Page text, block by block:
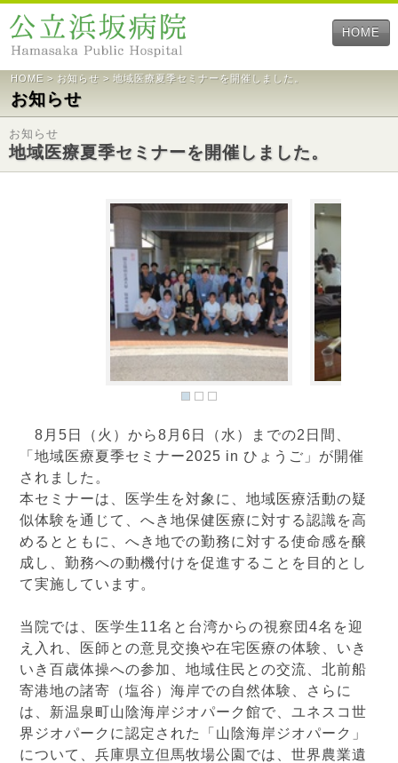
HOME
HOME > お知らせ > 地域医療夏季セミナーを開催しました。
お知らせ
お知らせ
地域医療夏季セミナーを開催しました。
8月5日（火）から8月6日（水）までの2日間、
「地域医療夏季セミナー2025 in ひょうご」が開催
されました。
本セミナーは、医学生を対象に、地域医療活動の疑
似体験を通じて、へき地保健医療に対する認識を高
めるとともに、へき地での勤務に対する使命感を醸
成し、勤務への動機付けを促進することを目的とし
て実施しています。
当院では、医学生11名と台湾からの視察団4名を迎
え入れ、医師との意見交換や在宅医療の体験、いき
いき百歳体操への参加、地域住民との交流、北前船
寄港地の諸寄（塩谷）海岸での自然体験、さらに
は、新温泉町山陰海岸ジオパーク館で、ユネスコ世
界ジオパークに認定された「山陰海岸ジオパーク」
について、兵庫県立但馬牧場公園では、世界農業遺